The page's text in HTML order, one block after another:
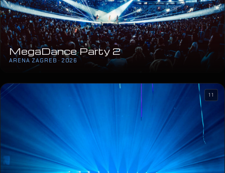
MegaDance Party 2
ARENA ZAGREB · 2026
11